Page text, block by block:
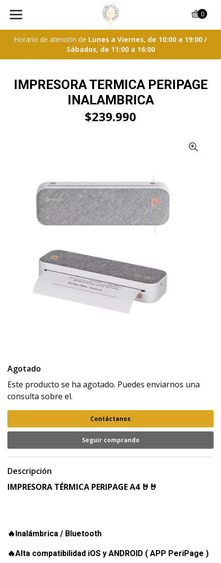
Horario de atención de Lunes a Viernes, de 10:00 a 19:00 /
Sábados, de 11:00 a 16:00
0
IMPRESORA TERMICA PERIPAGE
INALAMBRICA
$239.990
Agotado
Este producto se ha agotado. Puedes enviarnos una
consulta sobre el.
Contáctanos
Seguir comprando
Descripción
IMPRESORA TÉRMICA PERIPAGE A4 🤘🤘
🔥Inalámbrica / Bluetooth
🔥Alta compatibilidad iOS y ANDROID ( APP PeriPage )